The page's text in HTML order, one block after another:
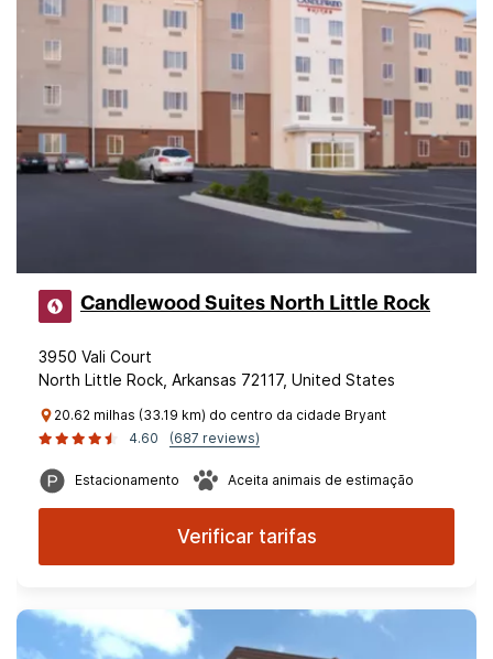
Candlewood Suites North Little Rock
3950 Vali Court
North Little Rock, Arkansas 72117, United States
20.62 milhas (33.19 km) do centro da cidade Bryant
4.60
(687 reviews)
Estacionamento Aceita animais de estimação
Verificar tarifas